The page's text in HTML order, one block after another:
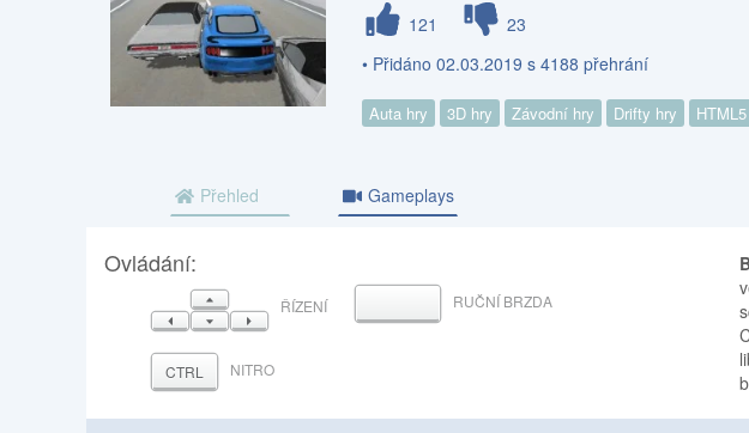
121
23
• Přidáno 02.03.2019 s 4188 přehrání
Auta hry 3D hry Závodní hry Drifty hry
Přehled Gameplays
Ovládání:
NAHORU
VLEVODOLŮVPRAVO
ŘÍZENÍ MEZERNÍKRUČNÍ BRZDA
CTRL NITRO